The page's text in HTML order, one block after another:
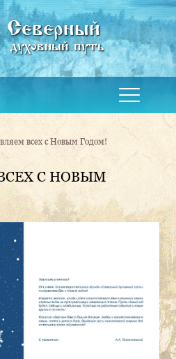
Северный
духовный путь
всех с Новым Годом!
С НОВЫМ